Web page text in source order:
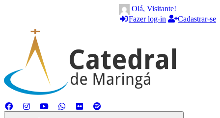
Olá, Visitante!
Fazer log-in
Cadastrar-se